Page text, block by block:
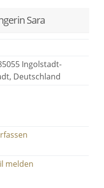
Sara
Ingolstadt-
Deutschland
melden